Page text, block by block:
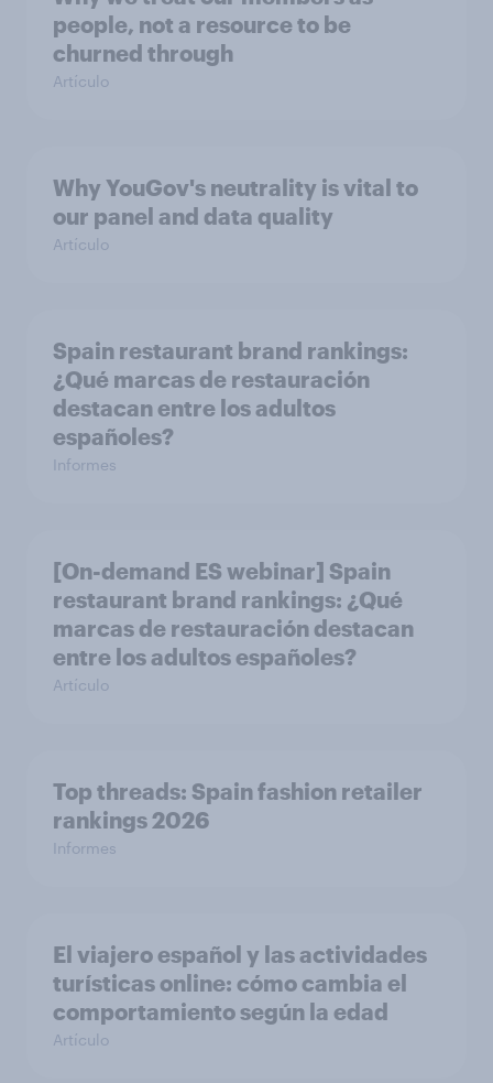
people, not a resource to be
churned through
Artículo
Why YouGov's neutrality is vital to
our panel and data quality
Artículo
Spain restaurant ​brand rankings​:
¿Qué marcas de restauración
destacan entre los adultos
españoles?
Informes
[On-demand ES webinar] Spain
restaurant ​brand rankings​: ¿Qué
marcas de restauración destacan
entre los adultos españoles?
Artículo
Top threads: Spain fashion retailer
rankings 2026
Informes
El viajero español y las actividades
turísticas online: cómo cambia el
comportamiento según la edad
Artículo